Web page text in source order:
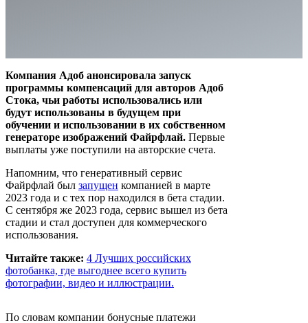
Компания Адоб анонсировала запуск
программы компенсаций для авторов Адоб
Стока, чьи работы использовались или
будут использованы в будущем при
обучении и использовании в их собственном
генераторе изображений Файрфлай. Первые
выплаты уже поступили на авторские счета.
Напомним, что генеративный сервис
Файрфлай был запущен компанией в марте
2023 года и с тех пор находился в бета стадии.
С сентября же 2023 года, сервис вышел из бета
стадии и стал доступен для коммерческого
использования.
Читайте также: 4 Лучших российских
фотобанка, где выгоднее всего купить
фотографии, видео и иллюстрации.
По словам компании бонусные платежи